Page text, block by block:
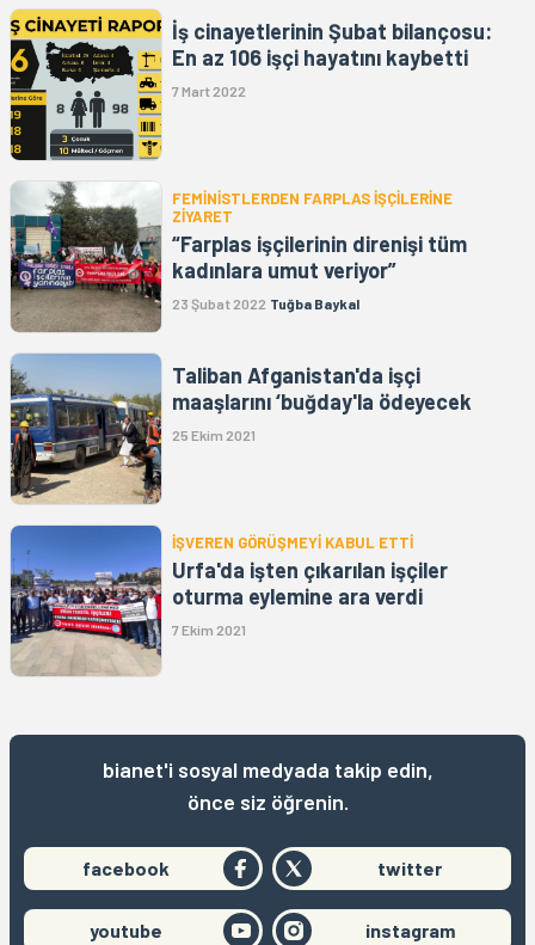
İş cinayetlerinin Şubat bilançosu:
En az 106 işçi hayatını kaybetti
7 Mart 2022
FEMİNİSTLERDEN FARPLAS İŞÇİLERİNE
ZİYARET
“Farplas işçilerinin direnişi tüm
kadınlara umut veriyor”
23 Şubat 2022 Tuğba Baykal
Taliban Afganistan'da işçi
maaşlarını ‘buğday'la ödeyecek
25 Ekim 2021
İŞVEREN GÖRÜŞMEYİ KABUL ETTİ
Urfa'da işten çıkarılan işçiler
oturma eylemine ara verdi
7 Ekim 2021
bianet'i sosyal medyada takip edin,
önce siz öğrenin.
facebook twitter
youtube instagram